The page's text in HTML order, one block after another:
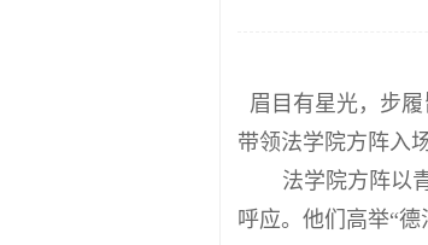
眉目有星光，步
带领法学院方阵入场
法学院方阵以
呼应。他们高举“